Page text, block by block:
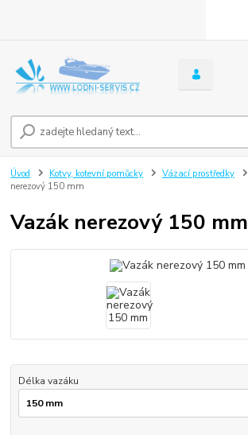
Úvod Kotvy, kotevní pomůcky Vázací prostředky
nerezový 150 mm
Vazák nerezový 150 mm
Délka vazáku